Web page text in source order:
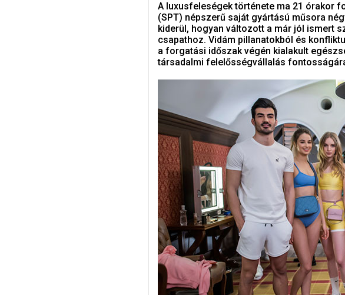
A luxusfeleségek története ma 21 órakor
(SPT) népszerű saját gyártású műsora
kiderül, hogyan változott a már jól ismert
csapathoz. Vidám pillanatokból és
a forgatási időszak végén kialakult
társadalmi felelősségvállalás